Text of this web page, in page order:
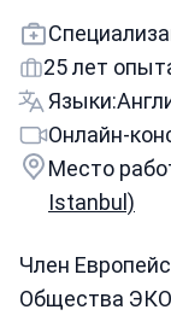
25 лет
Языки:
Онлайн-
Место
Istanbul)
Член
Общества ЭКО